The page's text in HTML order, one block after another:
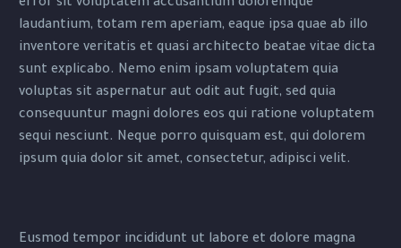
error sit voluptatem accusantium doloremque
laudantium, totam rem aperiam, eaque ipsa quae ab illo
inventore veritatis et quasi architecto beatae vitae dicta
sunt explicabo. Nemo enim ipsam voluptatem quia
voluptas sit aspernatur aut odit aut fugit, sed quia
consequuntur magni dolores eos qui ratione voluptatem
sequi nesciunt. Neque porro quisquam est, qui dolorem
ipsum quia dolor sit amet, consectetur, adipisci velit.
Eusmod tempor incididunt ut labore et dolore magna